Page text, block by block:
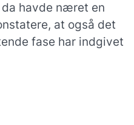
havde næret en
at også det
fase har indgivet